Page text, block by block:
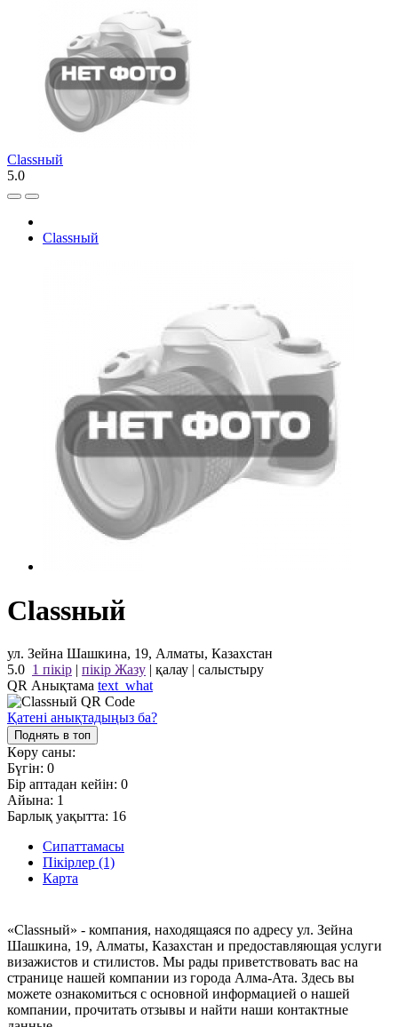
Classный
5.0
Classный
Classный
ул. Зейна Шашкина, 19, Алматы, Казахстан
5.0 1 пікір | пікір Жазу | қалау | салыстыру
QR Анықтама text_what
Қатені анықтадыңыз ба?
Поднять в топ
Көру саны:
Бүгін: 0
Бір аптадан кейін: 0
Айына: 1
Барлық уақытта: 16
Сипаттамасы
Пікірлер (1)
Карта
«Classный» - компания, находящаяся по адресу ул. Зейна
Шашкина, 19, Алматы, Казахстан и предоставляющая услуги
визажистов и стилистов. Мы рады приветствовать вас на
странице нашей компании из города Алма-Ата. Здесь вы
можете ознакомиться с основной информацией о нашей
компании, прочитать отзывы и найти наши контактные